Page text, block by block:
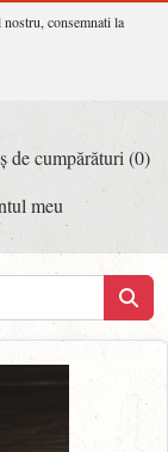
consemnati la
de cumpărături (0)
meu